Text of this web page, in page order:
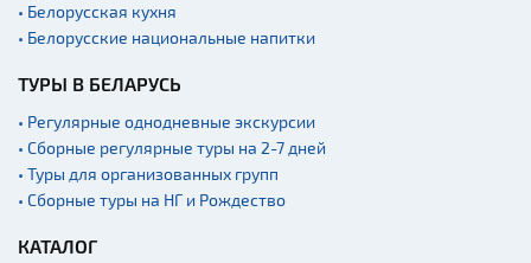
• Белорусская кухня
• Белорусские национальные напитки
ТУРЫ В БЕЛАРУСЬ
• Регулярные однодневные экскурсии
• Сборные регулярные туры на 2-7 дней
• Туры для организованных групп
• Сборные туры на НГ и Рождество
КАТАЛОГ